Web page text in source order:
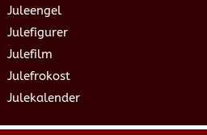
Juleengel
Julefigurer
Julefilm
Julefrokost
Julekalender